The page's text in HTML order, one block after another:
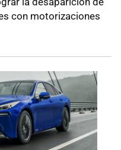
con motorizaciones